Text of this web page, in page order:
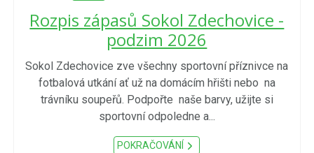
Rozpis zápasů Sokol Zdechovice -
podzim 2026
Sokol Zdechovice zve všechny sportovní příznivce na
fotbalová utkání ať už na domácím hřišti nebo na
trávníku soupeřů. Podpořte naše barvy, užijte si
sportovní odpoledne a...
POKRAČOVÁNÍ